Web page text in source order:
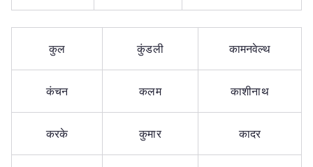
कुल कुंडली कामनवेल्थ
कंचन कलम काशीनाथ
करके कुमार कादर